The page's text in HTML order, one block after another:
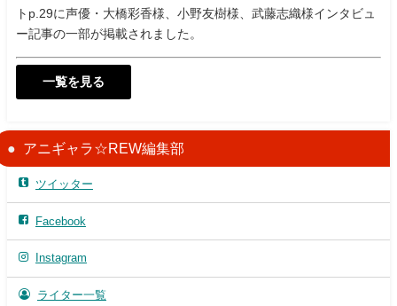
トp.29に声優・大橋彩香様、小野友樹様、武藤志織様インタビュ
ー記事の一部が掲載されました。
一覧を見る
アニギャラ☆REW編集部
ツイッター
Facebook
Instagram
ライター一覧